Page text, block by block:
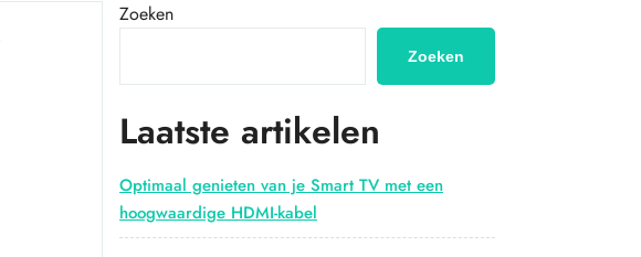
Zoeken
Zoeken
Laatste artikelen
Optimaal genieten van je Smart TV met een
hoogwaardige HDMI-kabel